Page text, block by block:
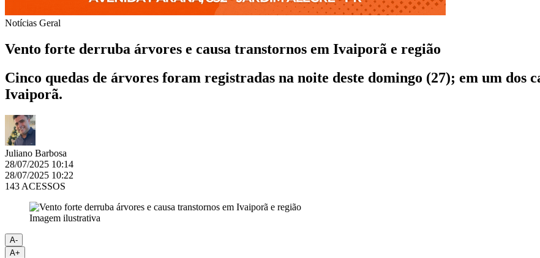
Notícias Geral
Vento forte derruba árvores e causa transtornos em Ivaiporã e região
Cinco quedas de árvores foram registradas na noite deste domingo (27); em um dos
Ivaiporã.
Juliano Barbosa
28/07/2025 10:14
28/07/2025 10:22
143 ACESSOS
Imagem ilustrativa
A-
A+